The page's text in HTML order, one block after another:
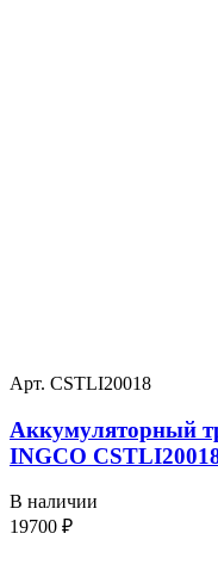
Арт. CSTLI20018
Аккумуляторный
INGCO
В наличии
19700 ₽